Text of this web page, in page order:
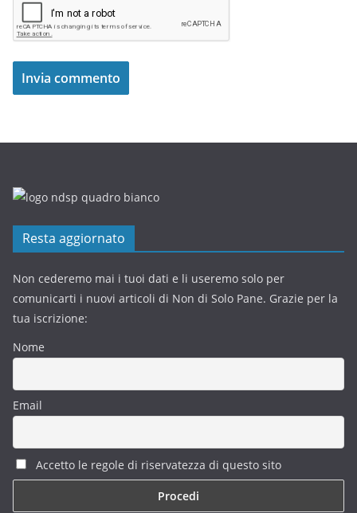
Resta aggiornato
Non cederemo mai i tuoi dati e li useremo solo per
comunicarti i nuovi articoli di Non di Solo Pane. Grazie per la
tua iscrizione:
Nome
Email
Accetto le regole di riservatezza di questo sito